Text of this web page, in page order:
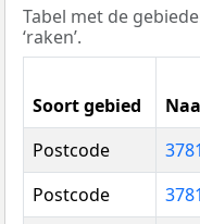
Tabel met de
‘raken’.
Soort gebied
Postcode
Postcode